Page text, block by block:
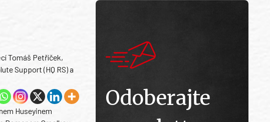
Tomáš Petříček,
Support (HQ RS) a
Huseyinem
Odoberajte